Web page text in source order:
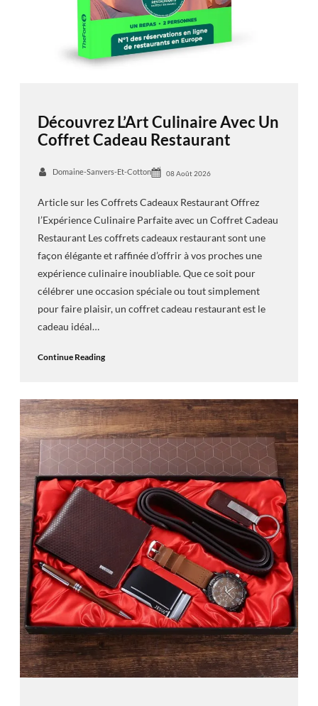
Découvrez L’Art Culinaire Avec Un
Coffret Cadeau Restaurant
Domaine-Sanvers-Et-Cotton 08 Août 2026
Article sur les Coffrets Cadeaux Restaurant Offrez
l’Expérience Culinaire Parfaite avec un Coffret Cadeau
Restaurant Les coffrets cadeaux restaurant sont une
façon élégante et raffinée d’offrir à vos proches une
expérience culinaire inoubliable. Que ce soit pour
célébrer une occasion spéciale ou tout simplement
pour faire plaisir, un coffret cadeau restaurant est le
cadeau idéal…
Continue Reading